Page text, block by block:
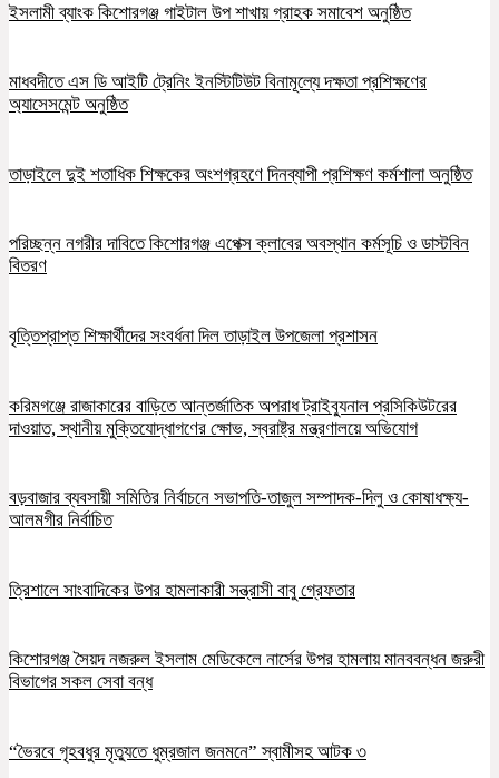
ইসলামী ব্যাংক কিশোরগঞ্জ গাইটাল উপ শাখায় গ্রাহক সমাবেশ অনুষ্ঠিত
মাধবদীতে এস ডি আইটি ট্রেনিং ইনস্টিটিউট বিনামূল্যে দক্ষতা প্রশিক্ষণের
অ্যাসেসমেন্ট অনুষ্ঠিত
তাড়াইলে দুই শতাধিক শিক্ষকের অংশগ্রহণে দিনব্যাপী প্রশিক্ষণ কর্মশালা অনুষ্ঠিত
পরিচ্ছন্ন নগরীর দাবিতে কিশোরগঞ্জ এপেক্স ক্লাবের অবস্থান কর্মসূচি ও ডাস্টবিন
বিতরণ
বৃত্তিপ্রাপ্ত শিক্ষার্থীদের সংবর্ধনা দিল তাড়াইল উপজেলা প্রশাসন
করিমগঞ্জে রাজাকারের বাড়িতে আন্তর্জাতিক অপরাধ ট্রাইব্যুনাল প্রসিকিউটরের
দাওয়াত, স্থানীয় মুক্তিযোদ্ধাগণের ক্ষোভ, স্বরাষ্ট্র মন্ত্রণালয়ে অভিযোগ
বড়বাজার ব্যবসায়ী সমিতির নির্বাচনে সভাপতি-তাজুল সম্পাদক-দিলু ও কোষাধক্ষ্য-
আলমগীর নির্বাচিত
ত্রিশালে সাংবাদিকের উপর হামলাকারী সন্ত্রাসী বাবু গ্রেফতার
কিশোরগঞ্জ সৈয়দ নজরুল ইসলাম মেডিকেলে নার্সের উপর হামলায় মানববন্ধন জরুরী
বিভাগের সকল সেবা বন্ধ
“ভৈরবে গৃহবধুর মৃত্যুতে ধুম্রজাল জনমনে” স্বামীসহ আটক ৩